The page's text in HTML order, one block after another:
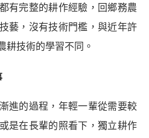
有完整的耕作經驗，回鄉務農
藝，沒有技術門檻，與近年許
耕技術的學習不同。
進的過程，年輕一輩從需要較
是在長輩的照看下，獨立耕作